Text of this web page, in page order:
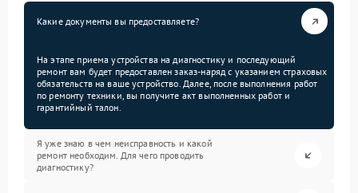
Какие документы вы предоставляете?
На этапе приема устройства на диагностику и последующий
ремонт вам будет предоставлен заказ-наряд с указанием страховых
обязательств на ваше устройство. Далее, после выполнения работ
по ремонту техники, вы получите акт выполненных работ и
гарантийный талон.
Я уже знаю в чем неисправность и какой
ремонт необходим. Для чего проводить
диагностику?